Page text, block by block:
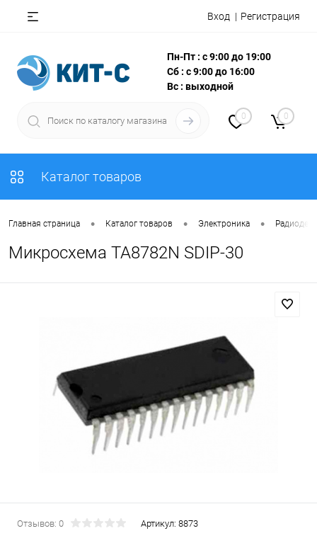
Вход Регистрация
Пн-Пт : с 9:00 до 19:00
Сб : с 9:00 до 16:00
Вс : выходной
0 0
Каталог товаров
Главная страница • Каталог товаров • Электроника •
Микросхема TA8782N SDIP-30
Отзывов: 0 Артикул: 8873